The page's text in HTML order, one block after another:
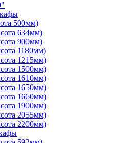
500мм)
634мм)
900мм)
1180мм)
1215мм)
1500мм)
1610мм)
1650мм)
1660мм)
1900мм)
2055мм)
2200мм)